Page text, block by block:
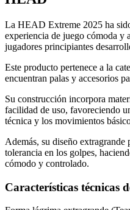
La HEAD Extreme 2025 ha
experiencia de juego cómoda y
jugadores principiantes
Este producto pertenece a la
encuentran palas y accesorios
Su construcción incorpora
facilidad de uso, favoreciendo
técnica y los movimientos
Además, su diseño
tolerancia en los golpes,
cómodo y controlado.
Características técnicas